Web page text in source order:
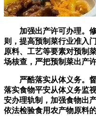
加强出产许可办理。修
则，提高预制菜行业准入
原料、工艺等要素对预制
场核查，严把预制菜出产许
严酷落实从体义务。督
落实食物平安从体义务监
安办理轨制，加强食物出
依法检验食用农产物原料